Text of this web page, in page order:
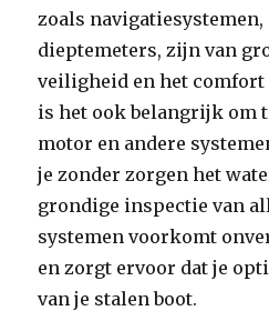
zoals
dieptemeters, zijn van
veiligheid en het comfort
is het ook belangrijk om
motor en andere
je zonder zorgen het
grondige inspectie van
systemen voorkomt
en zorgt ervoor dat je
van je stalen boot.